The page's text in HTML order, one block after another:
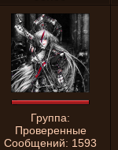
Группа:
Проверенные
Сообщений: 1593